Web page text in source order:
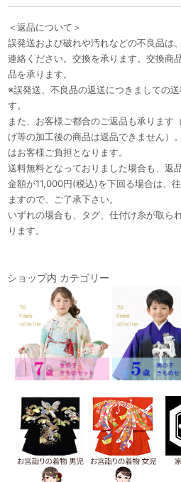
＜返品について＞
誤発送および破れや汚れなどの不良品は
連絡ください。交換を承ります。交換商
品を承ります。
※誤発送、不良品の返送につきましての
す。
また、お客様ご都合のご返品も承ります
げ等の加工後の商品は返品できません）
はお客様ご負担となります。
送料無料となっておりました場合も、返
金額が11,000円(税込)を下回る場合は、
ますので、ご了承下さい。
いずれの場合も、タグ、仕付け糸が取ら
ります。
ショップ内 カテゴリー